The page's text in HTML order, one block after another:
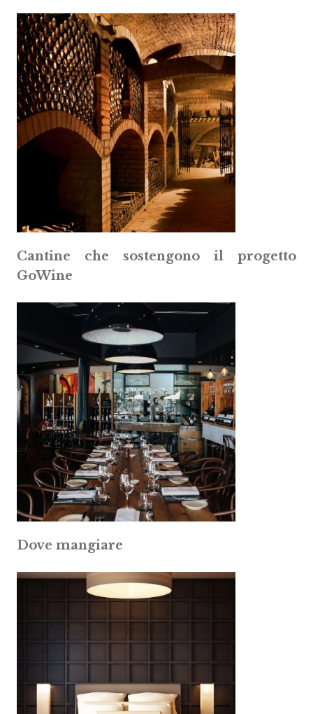
Cantine che sostengono il progetto
GoWine
Dove mangiare